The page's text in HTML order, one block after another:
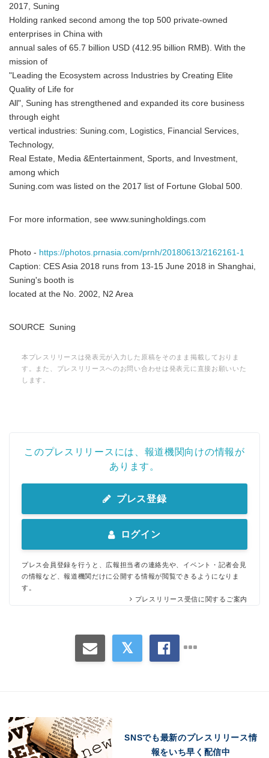
2017, Suning
Holding ranked second among the top 500 private-owned
enterprises in China with
annual sales of 65.7 billion USD (412.95 billion RMB). With the
mission of
"Leading the Ecosystem across Industries by Creating Elite
Quality of Life for
All", Suning has strengthened and expanded its core business
through eight
vertical industries: Suning.com, Logistics, Financial Services,
Technology,
Real Estate, Media &Entertainment, Sports, and Investment,
among which
Suning.com was listed on the 2017 list of Fortune Global 500.
For more information, see www.suningholdings.com
Photo - https://photos.prnasia.com/prnh/20180613/2162161-1
Caption: CES Asia 2018 runs from 13-15 June 2018 in Shanghai,
Suning's booth is
located at the No. 2002, N2 Area
SOURCE Suning
本プレスリリースは発表元が入力した原稿をそのまま掲載しておりま
す。また、プレスリリースへのお問い合わせは発表元に直接お願いいた
します。
このプレスリリースには、報道機関向けの情報が
あります。
プレス登録
ログイン
プレス会員登録を行うと、広報担当者の連絡先や、イベント・記者会見
の情報など、報道機関だけに公開する情報が閲覧できるようになりま
す。
プレスリリース受信に関するご案内
SNSでも最新のプレスリリース情
報をいち早く配信中
English